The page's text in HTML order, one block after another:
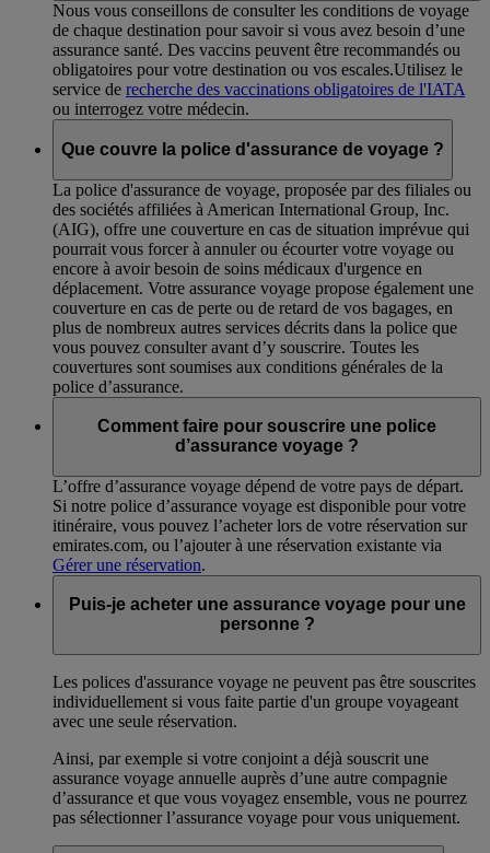
Nous vous conseillons de consulter les conditions de voyage
de chaque destination pour savoir si vous avez besoin d’une
assurance santé. Des vaccins peuvent être recommandés ou
obligatoires pour votre destination ou vos escales.Utilisez le
service de recherche des vaccinations obligatoires de l'IATA
ou interrogez votre médecin.
Que couvre la police d'assurance de voyage ?
La police d'assurance de voyage, proposée par des filiales ou
des sociétés affiliées à American International Group, Inc.
(AIG), offre une couverture en cas de situation imprévue qui
pourrait vous forcer à annuler ou écourter votre voyage ou
encore à avoir besoin de soins médicaux d'urgence en
déplacement. Votre assurance voyage propose également une
couverture en cas de perte ou de retard de vos bagages, en
plus de nombreux autres services décrits dans la police que
vous pouvez consulter avant d’y souscrire. Toutes les
couvertures sont soumises aux conditions générales de la
police d’assurance.
Comment faire pour souscrire une police
d’assurance voyage ?
L’offre d’assurance voyage dépend de votre pays de départ.
Si notre police d’assurance voyage est disponible pour votre
itinéraire, vous pouvez l’acheter lors de votre réservation sur
emirates.com, ou l’ajouter à une réservation existante via
Gérer une réservation.
Puis-je acheter une assurance voyage pour une
personne ?
Les polices d'assurance voyage ne peuvent pas être souscrites
individuellement si vous faite partie d'un groupe voyageant
avec une seule réservation.
Ainsi, par exemple si votre conjoint a déjà souscrit une
assurance voyage annuelle auprès d’une autre compagnie
d’assurance et que vous voyagez ensemble, vous ne pourrez
pas sélectionner l’assurance voyage pour vous uniquement.